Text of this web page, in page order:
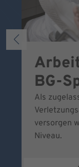
BG-
Als
versorgen
Niveau.